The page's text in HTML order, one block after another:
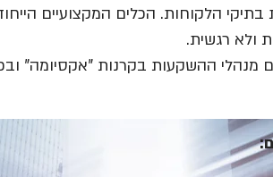
בתיקי הלקוחות. הכלים המקצועיים
ולא רגשית.
מנהלי ההשקעות בקרנות "אקסיומה"